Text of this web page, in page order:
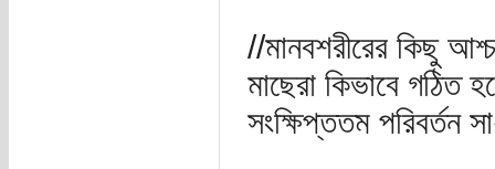
//মানবশরীরের কিছু
মাছেরা কিভাবে গঠিত
সংক্ষিপ্ততম পরিবর্তন